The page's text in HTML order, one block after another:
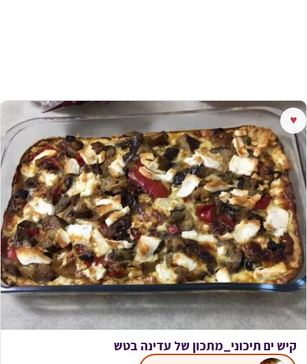
♥
קיש ים תיכוני_מתכון של עדינה בטש